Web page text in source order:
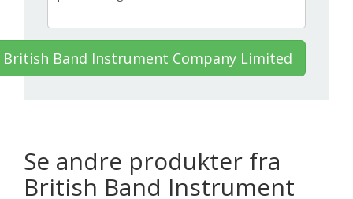
Band Instrument Company Limited
Se andre produkter fra
British Band Instrument